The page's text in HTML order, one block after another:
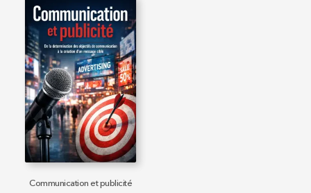
Communication et publicité